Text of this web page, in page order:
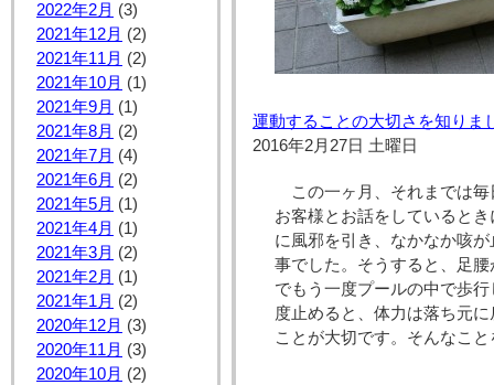
2022年2月 (3)
2021年12月 (2)
2021年11月 (2)
2021年10月 (1)
2021年9月 (1)
2021年8月 (2)
2021年7月 (4)
2021年6月 (2)
2021年5月 (1)
2021年4月 (1)
2021年3月 (2)
2021年2月 (1)
2021年1月 (2)
2020年12月 (3)
2020年11月 (3)
2020年10月 (2)
運動することの大切さを知りま
2016年2月27日 土曜日
この一ヶ月、それまでは
お客様とお話をしていると
に風邪を引き、なかなか咳
事でした。そうすると、足
でもう一度プールの中で歩
度止めると、体力は落ち元
ことが大切です。そんなこ